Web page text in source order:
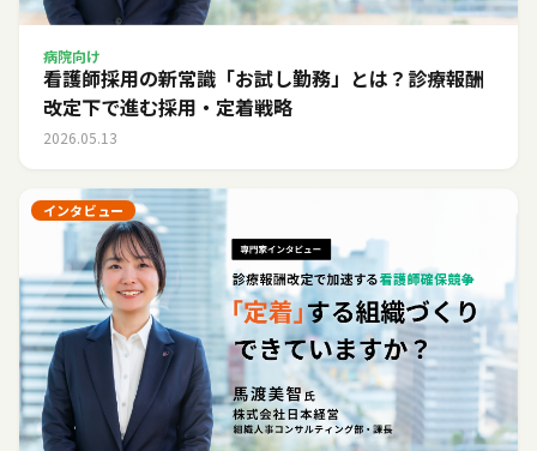
病院向け
看護師採用の新常識「お試し勤務」とは？診療報酬
改定下で進む採用・定着戦略
2026.05.13
インタビュー